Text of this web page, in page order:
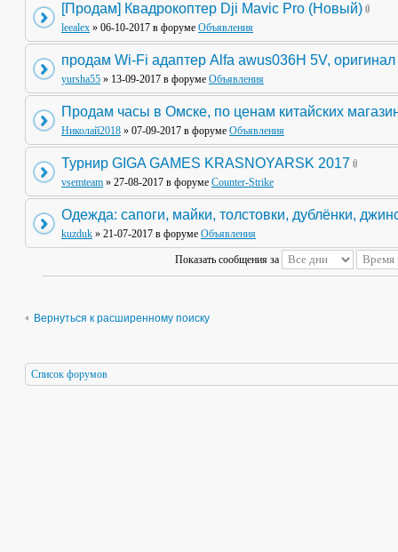
[Продам] Квадрокоптер Dji Mavic Pro (Новый)
leealex » 06-10-2017 в форуме Объявления
продам Wi-Fi адаптер Alfa awus036H 5V, оригинал
yursha55 » 13-09-2017 в форуме Объявления
Продам часы в Омске, по ценам китайских
Николай2018 » 07-09-2017 в форуме Объявления
Турнир GIGA GAMES KRASNOYARSK 2017
vsemteam » 27-08-2017 в форуме Counter-Strike
Одежда: сапоги, майки, толстовки, дублёнки,
kuzduk » 21-07-2017 в форуме Объявления
Показать сообщения за
Вернуться к расширенному поиску
Список форумов